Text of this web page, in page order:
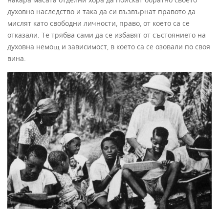
духовно наследство и така да си възвърнат правото да
мислят като свободни личности, право, от което са се
отказали. Те трябва сами да се избавят от състоянието на
духовна немощ и зависимост, в което са се озовали по своя
вина.